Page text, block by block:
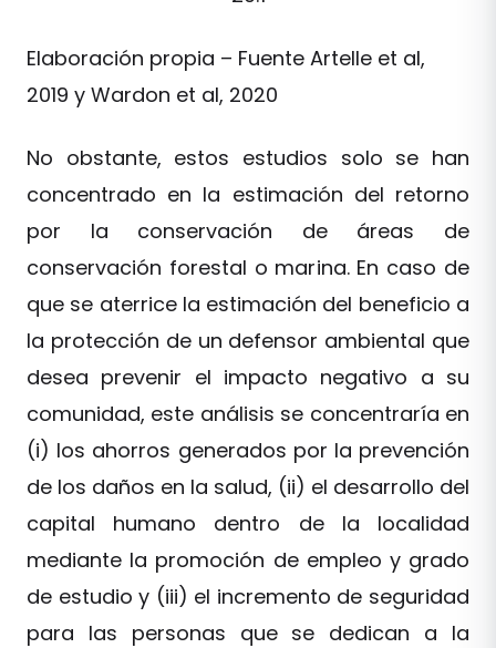
Elaboración propia – Fuente Artelle et al,
2019 y Wardon et al, 2020
No obstante, estos estudios solo se han
concentrado en la estimación del retorno
por la conservación de áreas de
conservación forestal o marina. En caso de
que se aterrice la estimación del beneficio a
la protección de un defensor ambiental que
desea prevenir el impacto negativo a su
comunidad, este análisis se concentraría en
(i) los ahorros generados por la prevención
de los daños en la salud, (ii) el desarrollo del
capital humano dentro de la localidad
mediante la promoción de empleo y grado
de estudio y (iii) el incremento de seguridad
para las personas que se dedican a la